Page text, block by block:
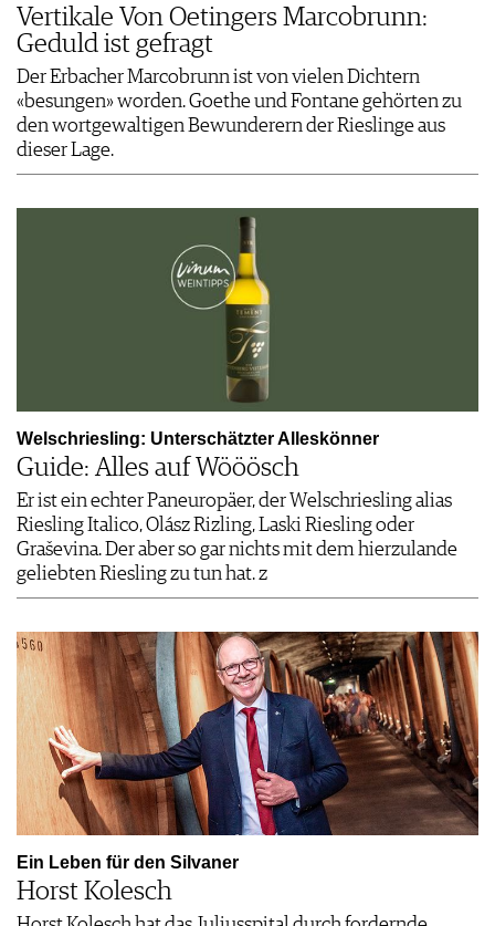
Vertikale Von Oetingers Marcobrunn:
Geduld ist gefragt
Der Erbacher Marcobrunn ist von vielen Dichtern
«besungen» worden. Goethe und Fontane gehörten zu
den wortgewaltigen Bewunderern der Rieslinge aus
dieser Lage.
Welschriesling: ­Unterschätzter Alleskönner
Guide: Alles auf Wööösch
Er ist ein echter Paneuropäer, der Welschriesling alias
Riesling Italico, Olász Rizling, Laski Riesling oder
Graševina. Der aber so gar nichts mit dem hierzulande
geliebten Riesling zu tun hat. z
Ein Leben für den Silvaner
Horst Kolesch